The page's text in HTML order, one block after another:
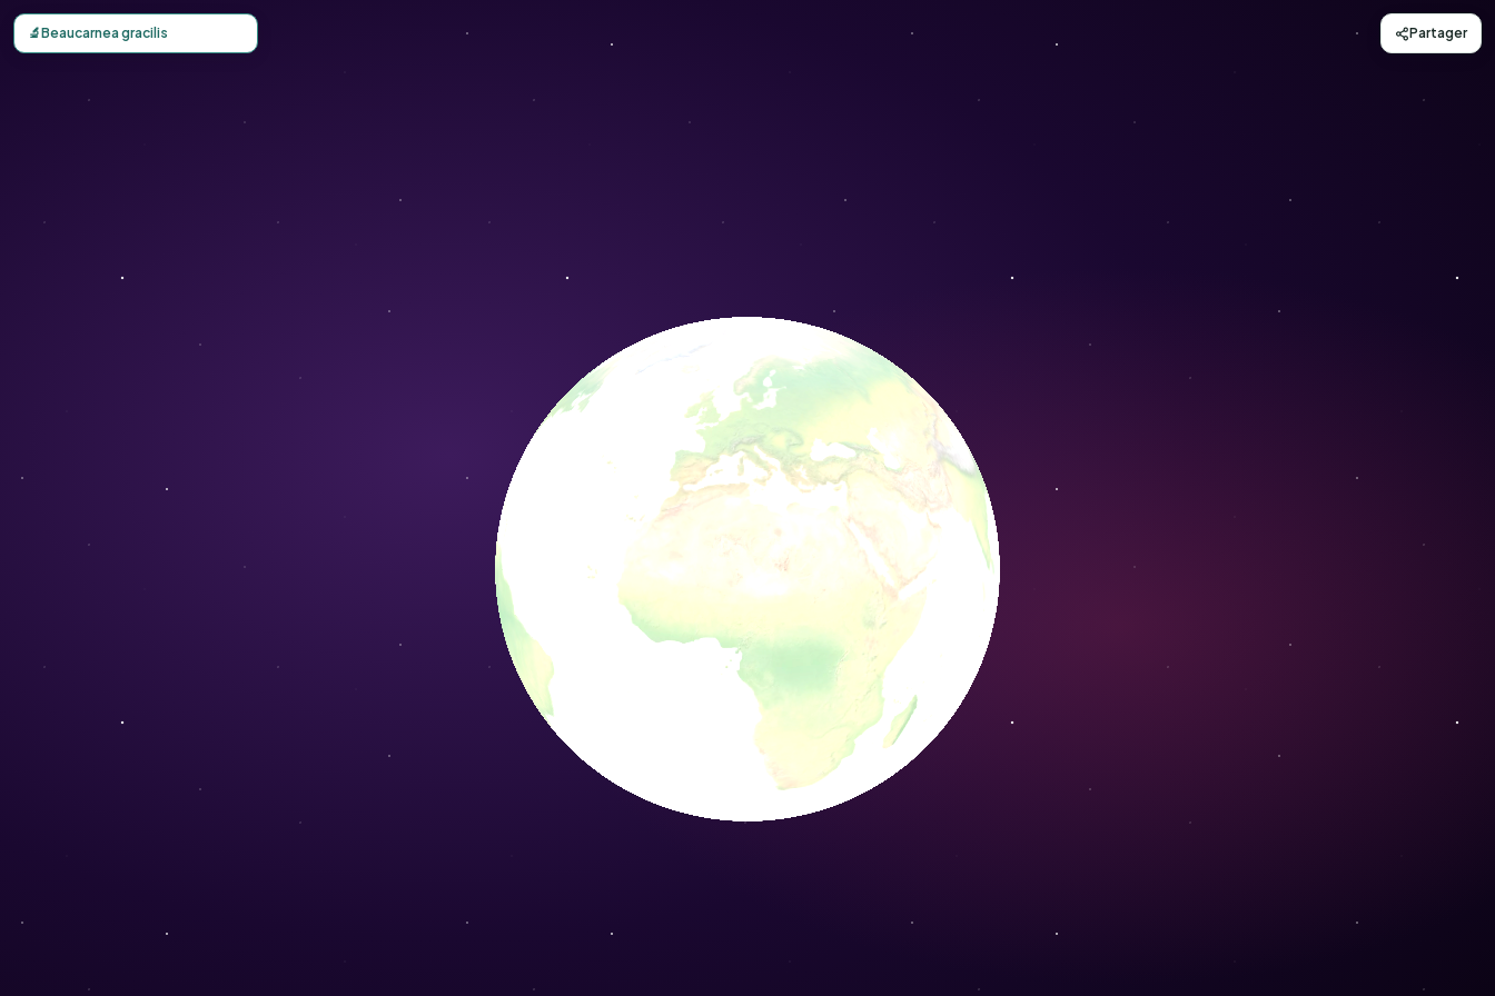
Carte d'observation du Beaucarnea gracilis (Beaucarnea gracilis) - Conservation Nature
🔬Beaucarnea gracilis Partager